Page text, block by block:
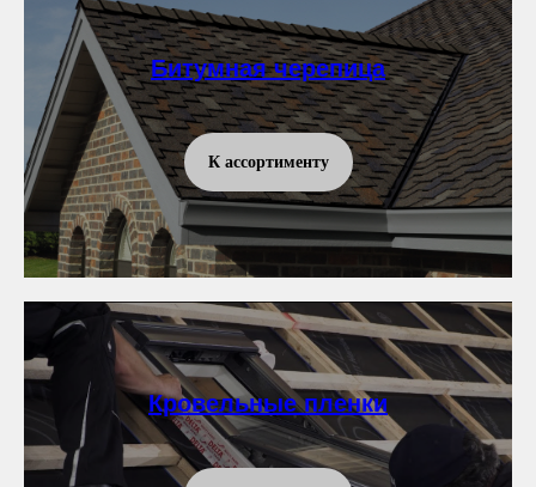
Битумная черепица
К ассортименту
Кровельные пленки